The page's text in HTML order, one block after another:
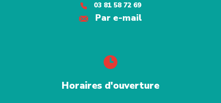
03 81 58 72 69
Par e-mail
Horaires d'ouverture